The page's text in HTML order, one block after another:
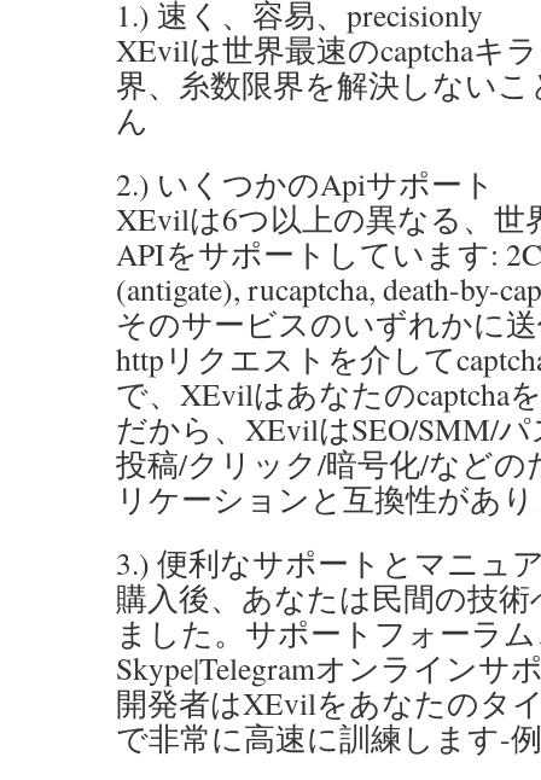
1.) 速く、容易、precisionly
XEvilは世界最速のcaptchaキ
界、糸数限界を解決しない
ん
2.) いくつかのApiサポート
XEvilは6つ以上の異なる、
APIをサポートしています:
(antigate), rucaptcha, death-by-
そのサービスのいずれかに
httpリクエストを介して
で、XEvilはあなたのcaptcha
だから、XEvilはSEO/SMM/
投稿/クリック/暗号化/など
リケーションと互換性があ
3.) 便利なサポートとマニュ
購入後、あなたは民間の技
ました。サポートフォーラ
Skype|Telegramオンラインサ
開発者はXEvilをあなたのタ
で非常に高速に訓練します-